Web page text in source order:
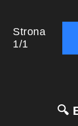
Strona
1/1
🔍